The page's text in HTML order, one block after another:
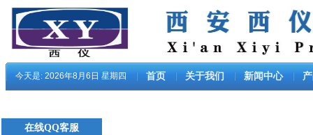
今天是: 2026年8月6日 星期四 首页 关于我们 新闻中心
在线QQ客服